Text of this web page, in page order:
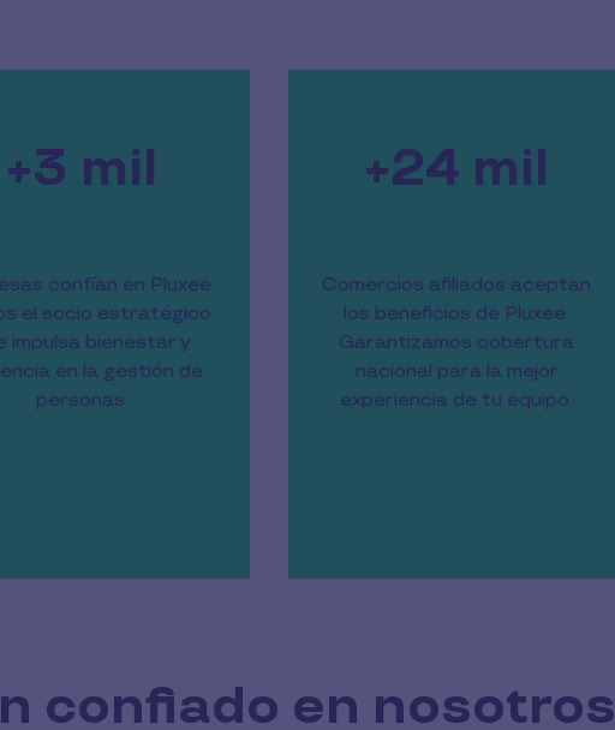
+3 mil
confían en Pluxee.
el socio estratégico
impulsa bienestar y
en la gestión de
personas.
+24 mil
Comercios afiliados aceptan
los beneficios de Pluxee.
Garantizamos cobertura
nacional para la mejor
experiencia de tu equipo.
confiado en nosotros